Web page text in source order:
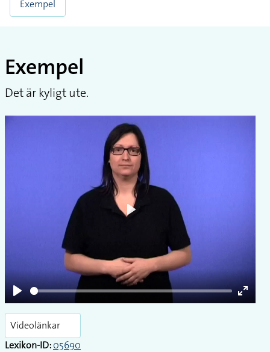
Exempel
Exempel
Det är kyligt ute.
Play
Enter
Videolänkar
Lexikon-ID:05690